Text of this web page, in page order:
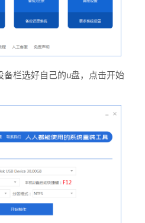
备栏选好自己的u盘，点击开始